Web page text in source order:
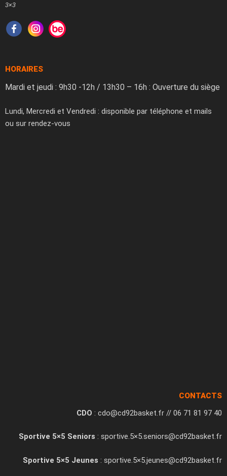
3×3
HORAIRES
Mardi et jeudi : 9h30 -12h / 13h30 – 16h : Ouverture du siège
Lundi, Mercredi et Vendredi : disponible par téléphone et mails
ou sur rendez-vous
CONTACTS
CDO : cdo@cd92basket.fr // 06 71 81 97 40
Sportive 5×5 Seniors : sportive.5×5.seniors@cd92basket.fr
Sportive 5×5 Jeunes : sportive.5×5.jeunes@cd92basket.fr